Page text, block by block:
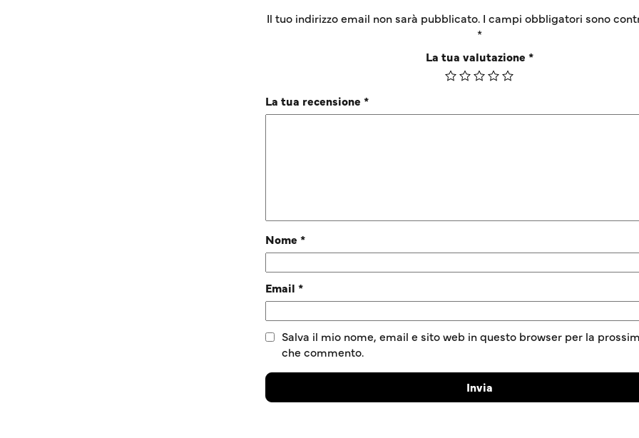
Il tuo indirizzo email non sarà pubblicato. I campi obbligatori sono
*
La tua valutazione *
La tua recensione *
Nome *
Email *
Salva il mio nome, email e sito web in questo browser per la
che commento.